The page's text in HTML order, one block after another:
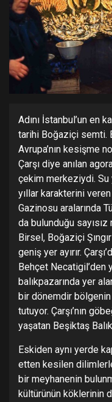
Adını İstanbul’un en
tarihi Boğaziçi semti.
Avrupa’nın kesişme
Çarşı diye anılan
çekim merkeziydi. Su
yıllar karakterini
Gazinosu aralarında
da bulunduğu sayısız
Birsel, Boğaziçi
geniş yer ayırır.
Behçet Necatigil’den
balıkpazarında yer
bir dönemdir
tutuyor. Çarşı’nın
yaşatan Beşiktaş
Eskiden aynı yerde
etten kesilen
bir meyhanenin
kültürünün köklerinin